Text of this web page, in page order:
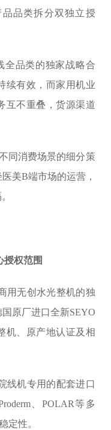
品类拆分双独立授
全品类的独家战略合
续有效，而家用机业
互不重叠，货源渠道
同消费场景的细分策
美B端市场的运营，
授权范围
用无创水光整机的独
原厂进口全新SEYO
机、原产地认证及相
线机专用的配套进口
、POLAR等多
定性。